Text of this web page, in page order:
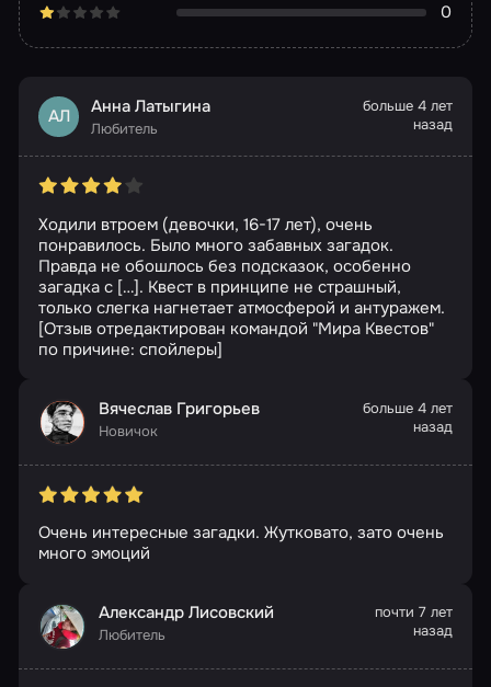
0
АЛ Анна Латыгина
Любитель
больше 4 лет
назад
Ходили втроем (девочки, 16-17 лет), очень
понравилось. Было много забавных загадок.
Правда не обошлось без подсказок, особенно
загадка с […]. Квест в принципе не страшный,
только слегка нагнетает атмосферой и антуражем.
[Отзыв отредактирован командой "Мира Квестов"
по причине: спойлеры]
Вячеслав Григорьев
Новичок
больше 4 лет
назад
Очень интересные загадки. Жутковато, зато очень
много эмоций
Александр Лисовский
Любитель
почти 7 лет
назад